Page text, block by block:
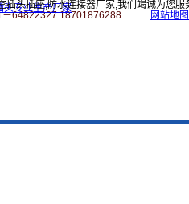
插头插座,防水连接器厂家,我们竭诚为您服
－64822327 18701876288
网站地图